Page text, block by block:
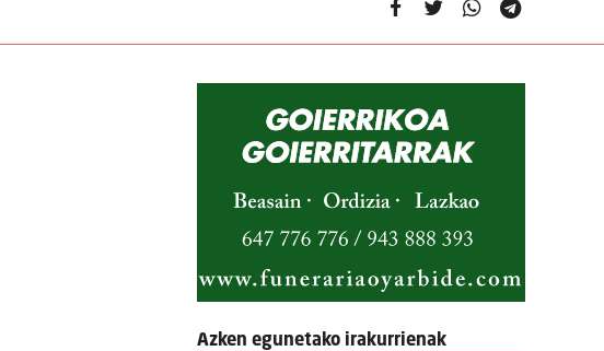
Azken egunetako irakurrienak